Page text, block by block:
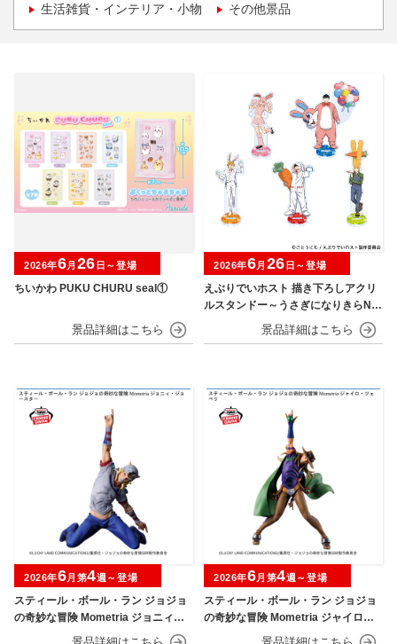
生活雑貨・インテリア・小物 その他景品
ちいかわ PUKU CHURU seal①
2026年6月 26 日～登場
えぶりでいホスト 描き下ろしアクリ
ルスタンドー～うさぎになりきらNIG
2026年6月 26 日～登場
スティール・ボール・ラン ジョジョ
の奇妙な冒険 Mometria ジョニィ・
ジョースター
2026年6月第4週～登場
スティール・ボール・ラン ジョジョ
の奇妙な冒険 Mometria ジャイロ・
2026年6月第4週～登場